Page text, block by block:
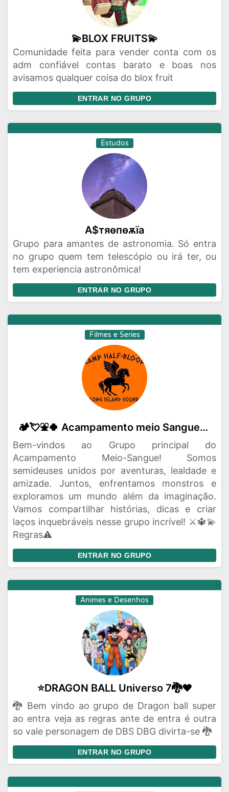
💫BLOX FRUITS💫
Comunidade feita para vender conta com os
adm confiável contas barato e boas nos
avisamos qualquer coisa do blox fruit
ENTRAR NO GRUPO
Estudos
А$тяѳпѳѫїа
Grupo para amantes de astronomia. Só entra
no grupo quem tem telescópio ou irá ter, ou
tem experiencia astronômica!
ENTRAR NO GRUPO
Filmes e Series
🏕️💘⛲🍀 Acampamento meio Sangue⚡🌙🍷
Bem-vindos ao Grupo principal do
Acampamento Meio-Sangue! Somos
semideuses unidos por aventuras, lealdade e
amizade. Juntos, enfrentamos monstros e
exploramos um mundo além da imaginação.
Vamos compartilhar histórias, dicas e criar
laços inquebráveis nesse grupo incrível! ⚔️🔱💫
Regras⚠️
ENTRAR NO GRUPO
Animes e Desenhos
⭐DRAGON BALL Universo 7🐉♥️
🐉 Bem vindo ao grupo de Dragon ball super
ao entra veja as regras ante de entra é outra
so vale personagem de DBS DBG divirta-se 🐉
ENTRAR NO GRUPO